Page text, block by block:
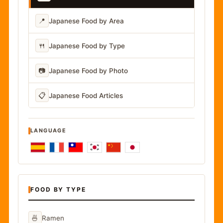
📍 Japanese Food by Area
🍴 Japanese Food by Type
📷 Japanese Food by Photo
📋 Japanese Food Articles
LANGUAGE
FOOD BY TYPE
🍜 Ramen